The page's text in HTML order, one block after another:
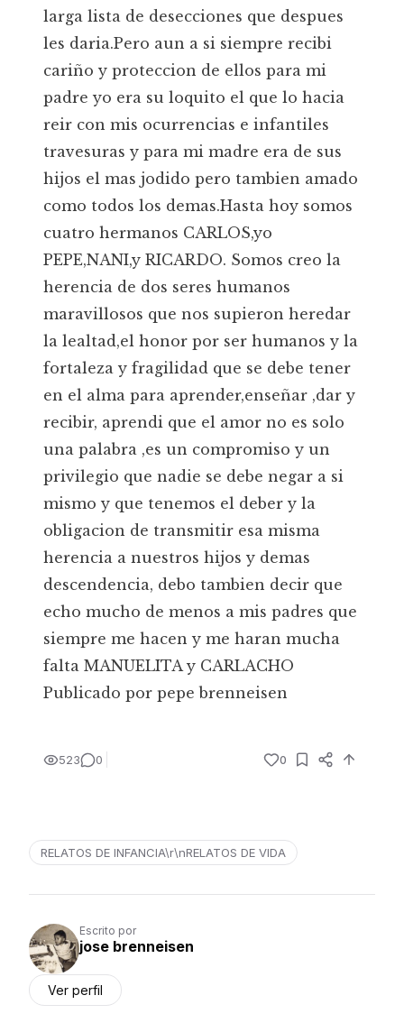
larga lista de desecciones que despues
les daria.Pero aun a si siempre recibi
cariño y proteccion de ellos para mi
padre yo era su loquito el que lo hacia
reir con mis ocurrencias e infantiles
travesuras y para mi madre era de sus
hijos el mas jodido pero tambien amado
como todos los demas.Hasta hoy somos
cuatro hermanos CARLOS,yo
PEPE,NANI,y RICARDO. Somos creo la
herencia de dos seres humanos
maravillosos que nos supieron heredar
la lealtad,el honor por ser humanos y la
fortaleza y fragilidad que se debe tener
en el alma para aprender,enseñar ,dar y
recibir, aprendi que el amor no es solo
una palabra ,es un compromiso y un
privilegio que nadie se debe negar a si
mismo y que tenemos el deber y la
obligacion de transmitir esa misma
herencia a nuestros hijos y demas
descendencia, debo tambien decir que
echo mucho de menos a mis padres que
siempre me hacen y me haran mucha
falta MANUELITA y CARLACHO
Publicado por pepe brenneisen
523 0 0
RELATOS DE INFANCIA\r\nRELATOS DE VIDA
Escrito por
jose brenneisen
Ver perfil